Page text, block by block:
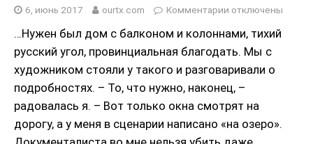
6, июнь 2017 ourtx.com Комментарии отключены
…Нужен был дом с балконом и колоннами, тихий
русский угол, провинциальная благодать. Мы с
художником стояли у такого и разговаривали о
подробностях. – То, что нужно, наконец, –
радовалась я. – Вот только окна смотрят на
дорогу, а у меня в сценарии написано «на озеро».